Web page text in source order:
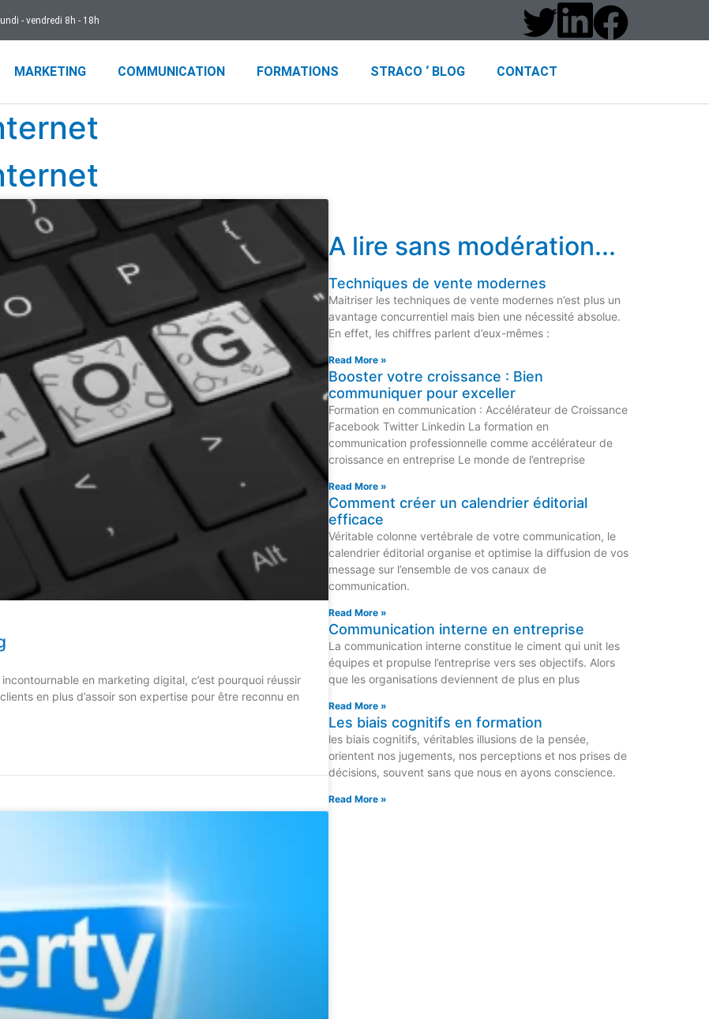
- vendredi 8h - 18h
MARKETING COMMUNICATION FORMATIONS STRACO ‘ BLOG CONTACT
en marketing digital, c’est pourquoi réussir
en plus d’assoir son expertise pour être reconnu en
A lire sans modération...
Techniques de vente modernes
Maitriser les techniques de vente modernes n’est plus un
avantage concurrentiel mais bien une nécessité absolue.
En effet, les chiffres parlent d’eux-mêmes :
Read More »
Booster votre croissance : Bien
communiquer pour exceller
Formation en communication : Accélérateur de Croissance
Facebook Twitter Linkedin La formation en
communication professionnelle comme accélérateur de
croissance en entreprise Le monde de l’entreprise
Read More »
Comment créer un calendrier éditorial
efficace
Véritable colonne vertébrale de votre communication, le
calendrier éditorial organise et optimise la diffusion de vos
message sur l’ensemble de vos canaux de
communication.
Read More »
Communication interne en entreprise
La communication interne constitue le ciment qui unit les
équipes et propulse l’entreprise vers ses objectifs. Alors
que les organisations deviennent de plus en plus
Read More »
Les biais cognitifs en formation
les biais cognitifs, véritables illusions de la pensée,
orientent nos jugements, nos perceptions et nos prises de
décisions, souvent sans que nous en ayons conscience.
Read More »